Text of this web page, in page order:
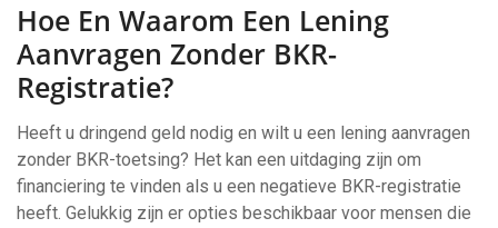
Hoe En Waarom Een Lening
Aanvragen Zonder BKR-
Registratie?
Heeft u dringend geld nodig en wilt u een lening aanvragen
zonder BKR-toetsing? Het kan een uitdaging zijn om
financiering te vinden als u een negatieve BKR-registratie
heeft. Gelukkig zijn er opties beschikbaar voor mensen die